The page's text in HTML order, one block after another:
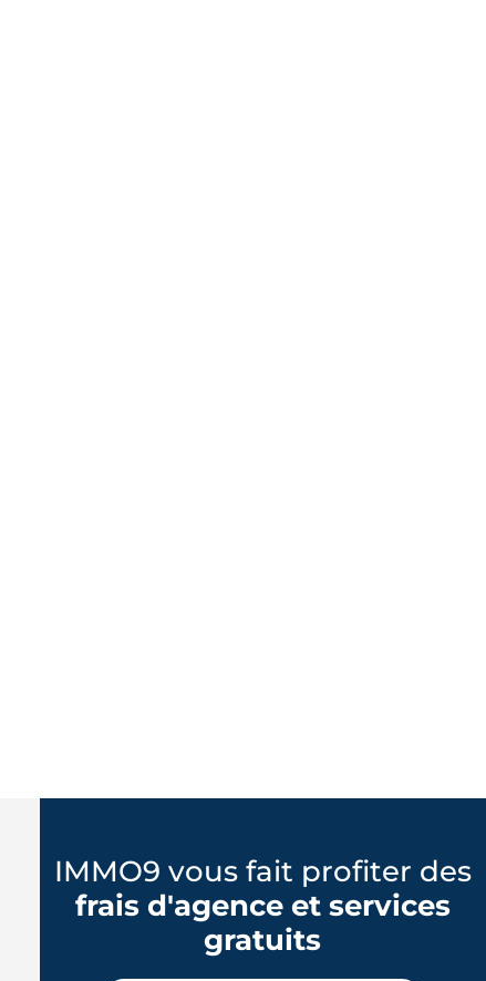
IMMO9 vous fait profiter des
frais d'agence et services
gratuits